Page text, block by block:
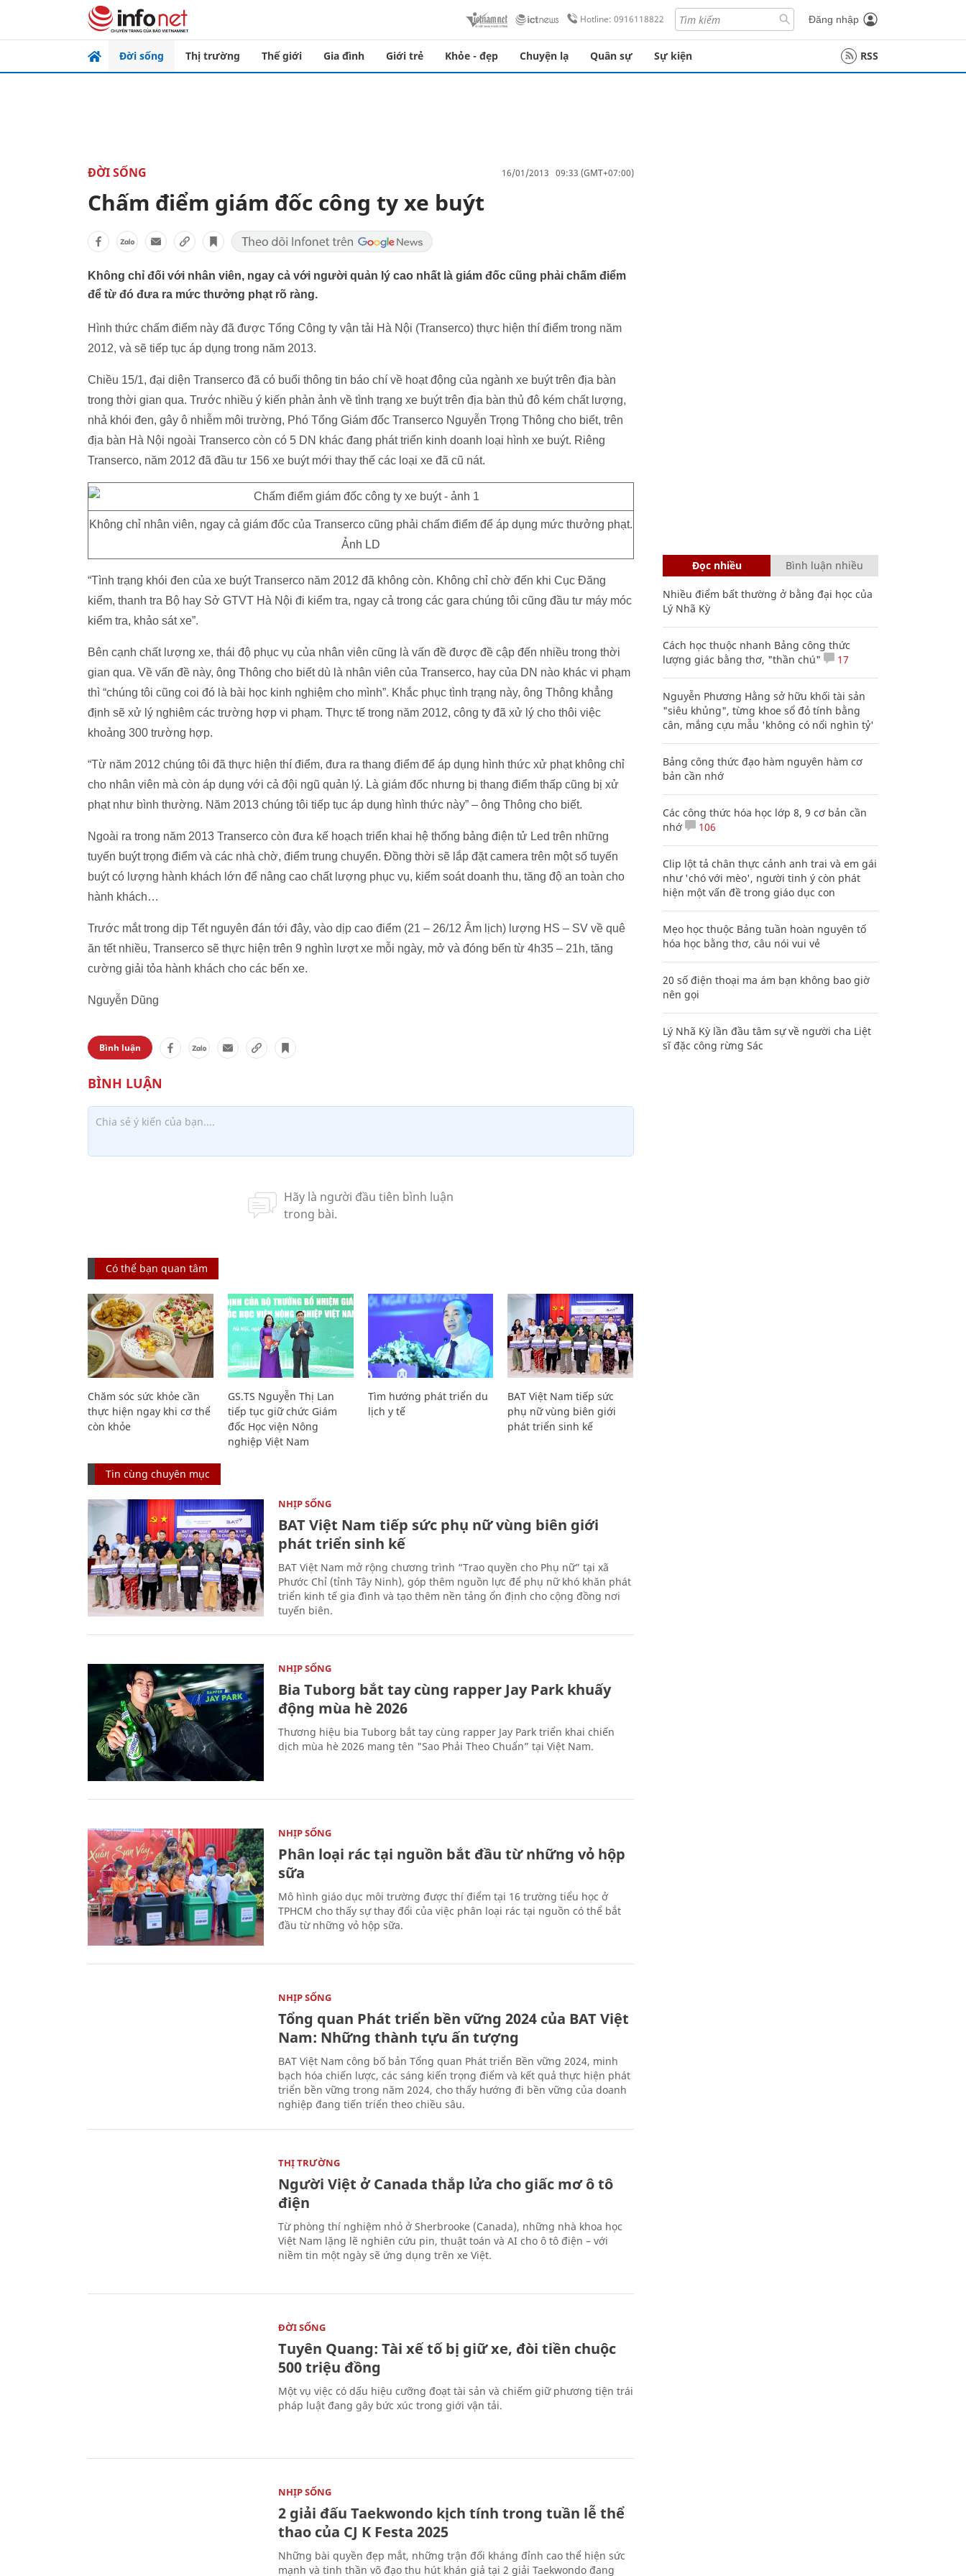
Hotline: 0916118822 Đăng nhập
Đời sống Thị trường Thế giới Gia đình Giới trẻ Khỏe - đẹp Chuyện lạ Quân sự Sự kiện RSS
ĐỜI SỐNG 16/01/2013 09:33 (GMT+07:00)
Chấm điểm giám đốc công ty xe buýt
Không chỉ đối với nhân viên, ngay cả với người quản lý cao nhất là giám đốc cũng phải chấm điểm
để từ đó đưa ra mức thưởng phạt rõ ràng.
Hình thức chấm điểm này đã được Tổng Công ty vận tải Hà Nội (Transerco) thực hiện thí điểm trong năm
2012, và sẽ tiếp tục áp dụng trong năm 2013.
Chiều 15/1, đại diện Transerco đã có buổi thông tin báo chí về hoạt động của ngành xe buýt trên địa bàn
trong thời gian qua. Trước nhiều ý kiến phản ảnh về tình trạng xe buýt trên địa bàn thủ đô kém chất lượng,
nhả khói đen, gây ô nhiễm môi trường, Phó Tổng Giám đốc Transerco Nguyễn Trọng Thông cho biết, trên
địa bàn Hà Nội ngoài Transerco còn có 5 DN khác đang phát triển kinh doanh loại hình xe buýt. Riêng
Transerco, năm 2012 đã đầu tư 156 xe buýt mới thay thế các loại xe đã cũ nát.
Không chỉ nhân viên, ngay cả giám đốc của Transerco cũng phải chấm điểm để áp dụng mức thưởng phạt.
Ảnh LD
“Tình trạng khói đen của xe buýt Transerco năm 2012 đã không còn. Không chỉ chờ đến khi Cục Đăng
kiểm, thanh tra Bộ hay Sở GTVT Hà Nội đi kiểm tra, ngay cả trong các gara chúng tôi cũng đầu tư máy móc
kiểm tra, khảo sát xe”.
Bên cạnh chất lượng xe, thái độ phục vụ của nhân viên cũng là vấn đề được đề cập đến nhiều trong thời
gian qua. Về vấn đề này, ông Thông cho biết dù là nhân viên của Transerco, hay của DN nào khác vi phạm
thì “chúng tôi cũng coi đó là bài học kinh nghiệm cho mình”. Khắc phục tình trạng này, ông Thông khẳng
định sẽ xử lý nghiêm các trường hợp vi phạm. Thực tế trong năm 2012, công ty đã xử lý cho thôi việc
khoảng 300 trường hợp.
“Từ năm 2012 chúng tôi đã thực hiện thí điểm, đưa ra thang điểm để áp dụng hình thức xử phạt không chỉ
cho nhân viên mà còn áp dụng với cả đội ngũ quản lý. Là giám đốc nhưng bị thang điểm thấp cũng bị xử
phạt như bình thường. Năm 2013 chúng tôi tiếp tục áp dụng hình thức này” – ông Thông cho biết.
Ngoài ra trong năm 2013 Transerco còn đưa kế hoạch triển khai hệ thống bảng điện tử Led trên những
tuyến buýt trọng điểm và các nhà chờ, điểm trung chuyển. Đồng thời sẽ lắp đặt camera trên một số tuyến
buýt có lượng hành khách lớn để nâng cao chất lượng phục vụ, kiểm soát doanh thu, tăng độ an toàn cho
hành khách…
Trước mắt trong dịp Tết nguyên đán tới đây, vào dịp cao điểm (21 – 26/12 Âm lịch) lượng HS – SV về quê
ăn tết nhiều, Transerco sẽ thực hiện trên 9 nghìn lượt xe mỗi ngày, mở và đóng bến từ 4h35 – 21h, tăng
cường giải tỏa hành khách cho các bến xe.
Nguyễn Dũng
Bình luận
Có thể bạn quan tâm
Chăm sóc sức khỏe cần
thực hiện ngay khi cơ thể
còn khỏe
GS.TS Nguyễn Thị Lan
tiếp tục giữ chức Giám
đốc Học viện Nông
nghiệp Việt Nam
Tìm hướng phát triển du
lịch y tế
BAT Việt Nam tiếp sức
phụ nữ vùng biên giới
phát triển sinh kế
Tin cùng chuyên mục
NHỊP SỐNG
BAT Việt Nam tiếp sức phụ nữ vùng biên giới
phát triển sinh kế
BAT Việt Nam mở rộng chương trình “Trao quyền cho Phụ nữ” tại xã
Phước Chỉ (tỉnh Tây Ninh), góp thêm nguồn lực để phụ nữ khó khăn phát
triển kinh tế gia đình và tạo thêm nền tảng ổn định cho cộng đồng nơi
tuyến biên.
NHỊP SỐNG
Bia Tuborg bắt tay cùng rapper Jay Park khuấy
động mùa hè 2026
Thương hiệu bia Tuborg bắt tay cùng rapper Jay Park triển khai chiến
dịch mùa hè 2026 mang tên "Sao Phải Theo Chuẩn” tại Việt Nam.
NHỊP SỐNG
Phân loại rác tại nguồn bắt đầu từ những vỏ hộp
sữa
Mô hình giáo dục môi trường được thí điểm tại 16 trường tiểu học ở
TPHCM cho thấy sự thay đổi của việc phân loại rác tại nguồn có thể bắt
đầu từ những vỏ hộp sữa.
NHỊP SỐNG
Tổng quan Phát triển bền vững 2024 của BAT Việt
Nam: Những thành tựu ấn tượng
BAT Việt Nam công bố bản Tổng quan Phát triển Bền vững 2024, minh
bạch hóa chiến lược, các sáng kiến trọng điểm và kết quả thực hiện phát
triển bền vững trong năm 2024, cho thấy hướng đi bền vững của doanh
nghiệp đang tiến triển theo chiều sâu.
THỊ TRƯỜNG
Người Việt ở Canada thắp lửa cho giấc mơ ô tô
điện
Từ phòng thí nghiệm nhỏ ở Sherbrooke (Canada), những nhà khoa học
Việt Nam lặng lẽ nghiên cứu pin, thuật toán và AI cho ô tô điện – với
niềm tin một ngày sẽ ứng dụng trên xe Việt.
ĐỜI SỐNG
Tuyên Quang: Tài xế tố bị giữ xe, đòi tiền chuộc
500 triệu đồng
Một vụ việc có dấu hiệu cưỡng đoạt tài sản và chiếm giữ phương tiện trái
pháp luật đang gây bức xúc trong giới vận tải.
NHỊP SỐNG
2 giải đấu Taekwondo kịch tính trong tuần lễ thể
thao của CJ K Festa 2025
Những bài quyền đẹp mắt, những trận đối kháng đỉnh cao thể hiện sức
mạnh và tinh thần võ đạo thu hút khán giả tại 2 giải Taekwondo đang
Đọc nhiều Bình luận nhiều
Nhiều điểm bất thường ở bằng đại học của
Lý Nhã Kỳ
Cách học thuộc nhanh Bảng công thức
lượng giác bằng thơ, "thần chú"
17
Nguyễn Phương Hằng sở hữu khối tài sản
"siêu khủng", từng khoe sổ đỏ tính bằng
cân, mắng cựu mẫu 'không có nổi nghìn tỷ'
Bảng công thức đạo hàm nguyên hàm cơ
bản cần nhớ
Các công thức hóa học lớp 8, 9 cơ bản cần
nhớ
106
Clip lột tả chân thực cảnh anh trai và em gái
như 'chó với mèo', người tinh ý còn phát
hiện một vấn đề trong giáo dục con
Mẹo học thuộc Bảng tuần hoàn nguyên tố
hóa học bằng thơ, câu nói vui vẻ
20 số điện thoại ma ám bạn không bao giờ
nên gọi
Lý Nhã Kỳ lần đầu tâm sự về người cha Liệt
sĩ đặc công rừng Sác